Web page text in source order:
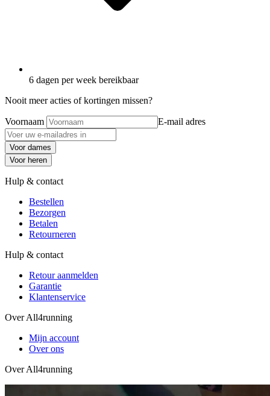
6 dagen per week bereikbaar
Nooit meer acties of kortingen missen?
Voornaam E-mail adres
Voor dames
Voor heren
Hulp & contact
Bestellen
Bezorgen
Betalen
Retourneren
Hulp & contact
Retour aanmelden
Garantie
Klantenservice
Over All4running
Mijn account
Over ons
Over All4running